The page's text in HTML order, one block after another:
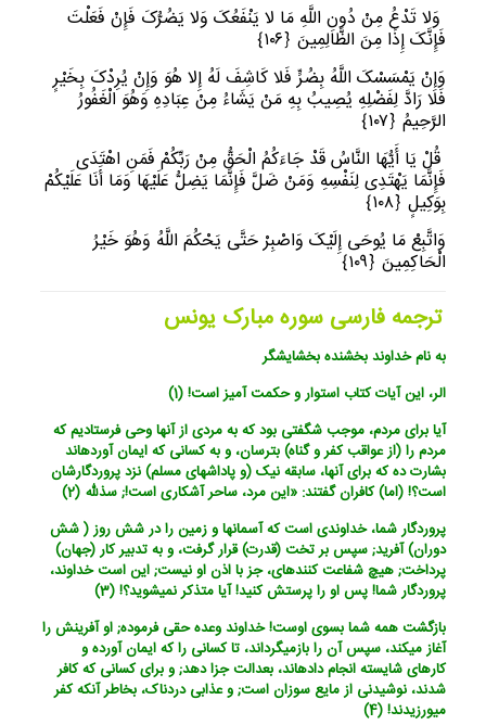
وَلا تَدْعُ مِنْ دُونِ اللَّهِ مَا لا یَنْفَعُکَ وَلا یَضُرُّکَ فَإِنْ فَعَلْتَ
فَإِنَّکَ إِذًا مِنَ الظَّالِمِینَ ﴿١٠٦﴾
وَإِنْ یَمْسَسْکَ اللَّهُ بِضُرٍّ فَلا کَاشِفَ لَهُ إِلا هُوَ وَإِنْ یُرِدْکَ بِخَیْرٍ
فَلا رَادَّ لِفَضْلِهِ یُصِیبُ بِهِ مَنْ یَشَاءُ مِنْ عِبَادِهِ وَهُوَ الْغَفُورُ
الرَّحِیمُ ﴿١٠٧﴾
قُلْ یَا أَیُّهَا النَّاسُ قَدْ جَاءَکُمُ الْحَقُّ مِنْ رَبِّکُمْ فَمَنِ اهْتَدَى
فَإِنَّمَا یَهْتَدِی لِنَفْسِهِ وَمَنْ ضَلَّ فَإِنَّمَا یَضِلُّ عَلَیْهَا وَمَا أَنَا عَلَیْکُمْ
بِوَکِیلٍ ﴿١٠٨﴾
وَاتَّبِعْ مَا یُوحَى إِلَیْکَ وَاصْبِرْ حَتَّى یَحْکُمَ اللَّهُ وَهُوَ خَیْرُ
الْحَاکِمِینَ ﴿١٠٩﴾
ترجمه فارسی سوره مبارک یونس
به نام خداوند بخشنده بخشایشگر
الر، این آیات کتاب استوار و حکمت آمیز است! (1)
آیا برای مردم، موجب شگفتی بود که به مردی از آنها وحی فرستادیم که
مردم را (از عواقب کفر و گناه) بترسان، و به کسانی که ایمان آورده‏اند
بشارت ده که برای آنها، سابقه نیک (و پاداشهای مسلم) نزد پروردگارشان
است؟! (اما) کافران گفتند: «این مرد، ساحر آشکاری است!; س‏ذللّه (2)
پروردگار شما، خداوندی است که آسمانها و زمین را در شش روز ( شش
دوران) آفرید; سپس بر تخت (قدرت) قرار گرفت، و به تدبیر کار (جهان)
پرداخت; هیچ شفاعت کننده‏ای، جز با اذن او نیست; این است خداوند،
پروردگار شما! پس او را پرستش کنید! آیا متذکر نمی‏شوید؟! (3)
بازگشت همه شما بسوی اوست! خداوند وعده حقی فرموده; او آفرینش را
آغاز می‏کند، سپس آن را بازمی‏گرداند، تا کسانی را که ایمان آورده و
کارهای شایسته انجام داده‏اند، بعدالت جزا دهد; و برای کسانی که کافر
شدند، نوشیدنی از مایع سوزان است; و عذابی دردناک، بخاطر آنکه کفر
می‏ورزیدند! (4)